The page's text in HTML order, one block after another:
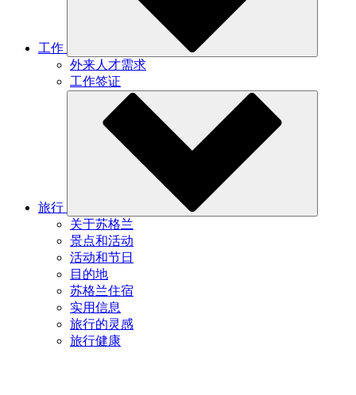
工作
外来人才需求
工作签证
旅行
关于苏格兰
景点和活动
活动和节日
目的地
苏格兰住宿
实用信息
旅行的灵感
旅行健康